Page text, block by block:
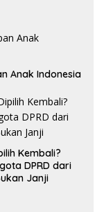
Anak Indonesia
Kembali?
DPRD dari
Janji